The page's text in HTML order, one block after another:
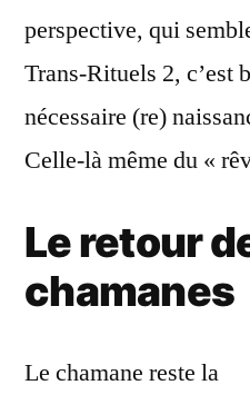
perspective, qui
Trans-Rituels 2, c’est
nécessaire (re)
Celle-là même du «
Le retour
chamanes
Le chamane reste la